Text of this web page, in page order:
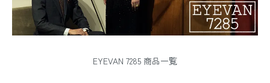
EYEVAN 7285 商品一覧